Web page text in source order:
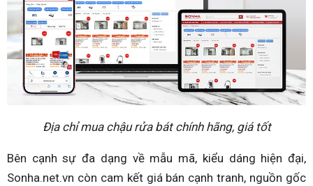
Địa chỉ mua chậu rửa bát chính hãng, giá tốt
Bên cạnh sự đa dạng về mẫu mã, kiểu dáng hiện đại,
Sonha.net.vn còn cam kết giá bán cạnh tranh, nguồn gốc